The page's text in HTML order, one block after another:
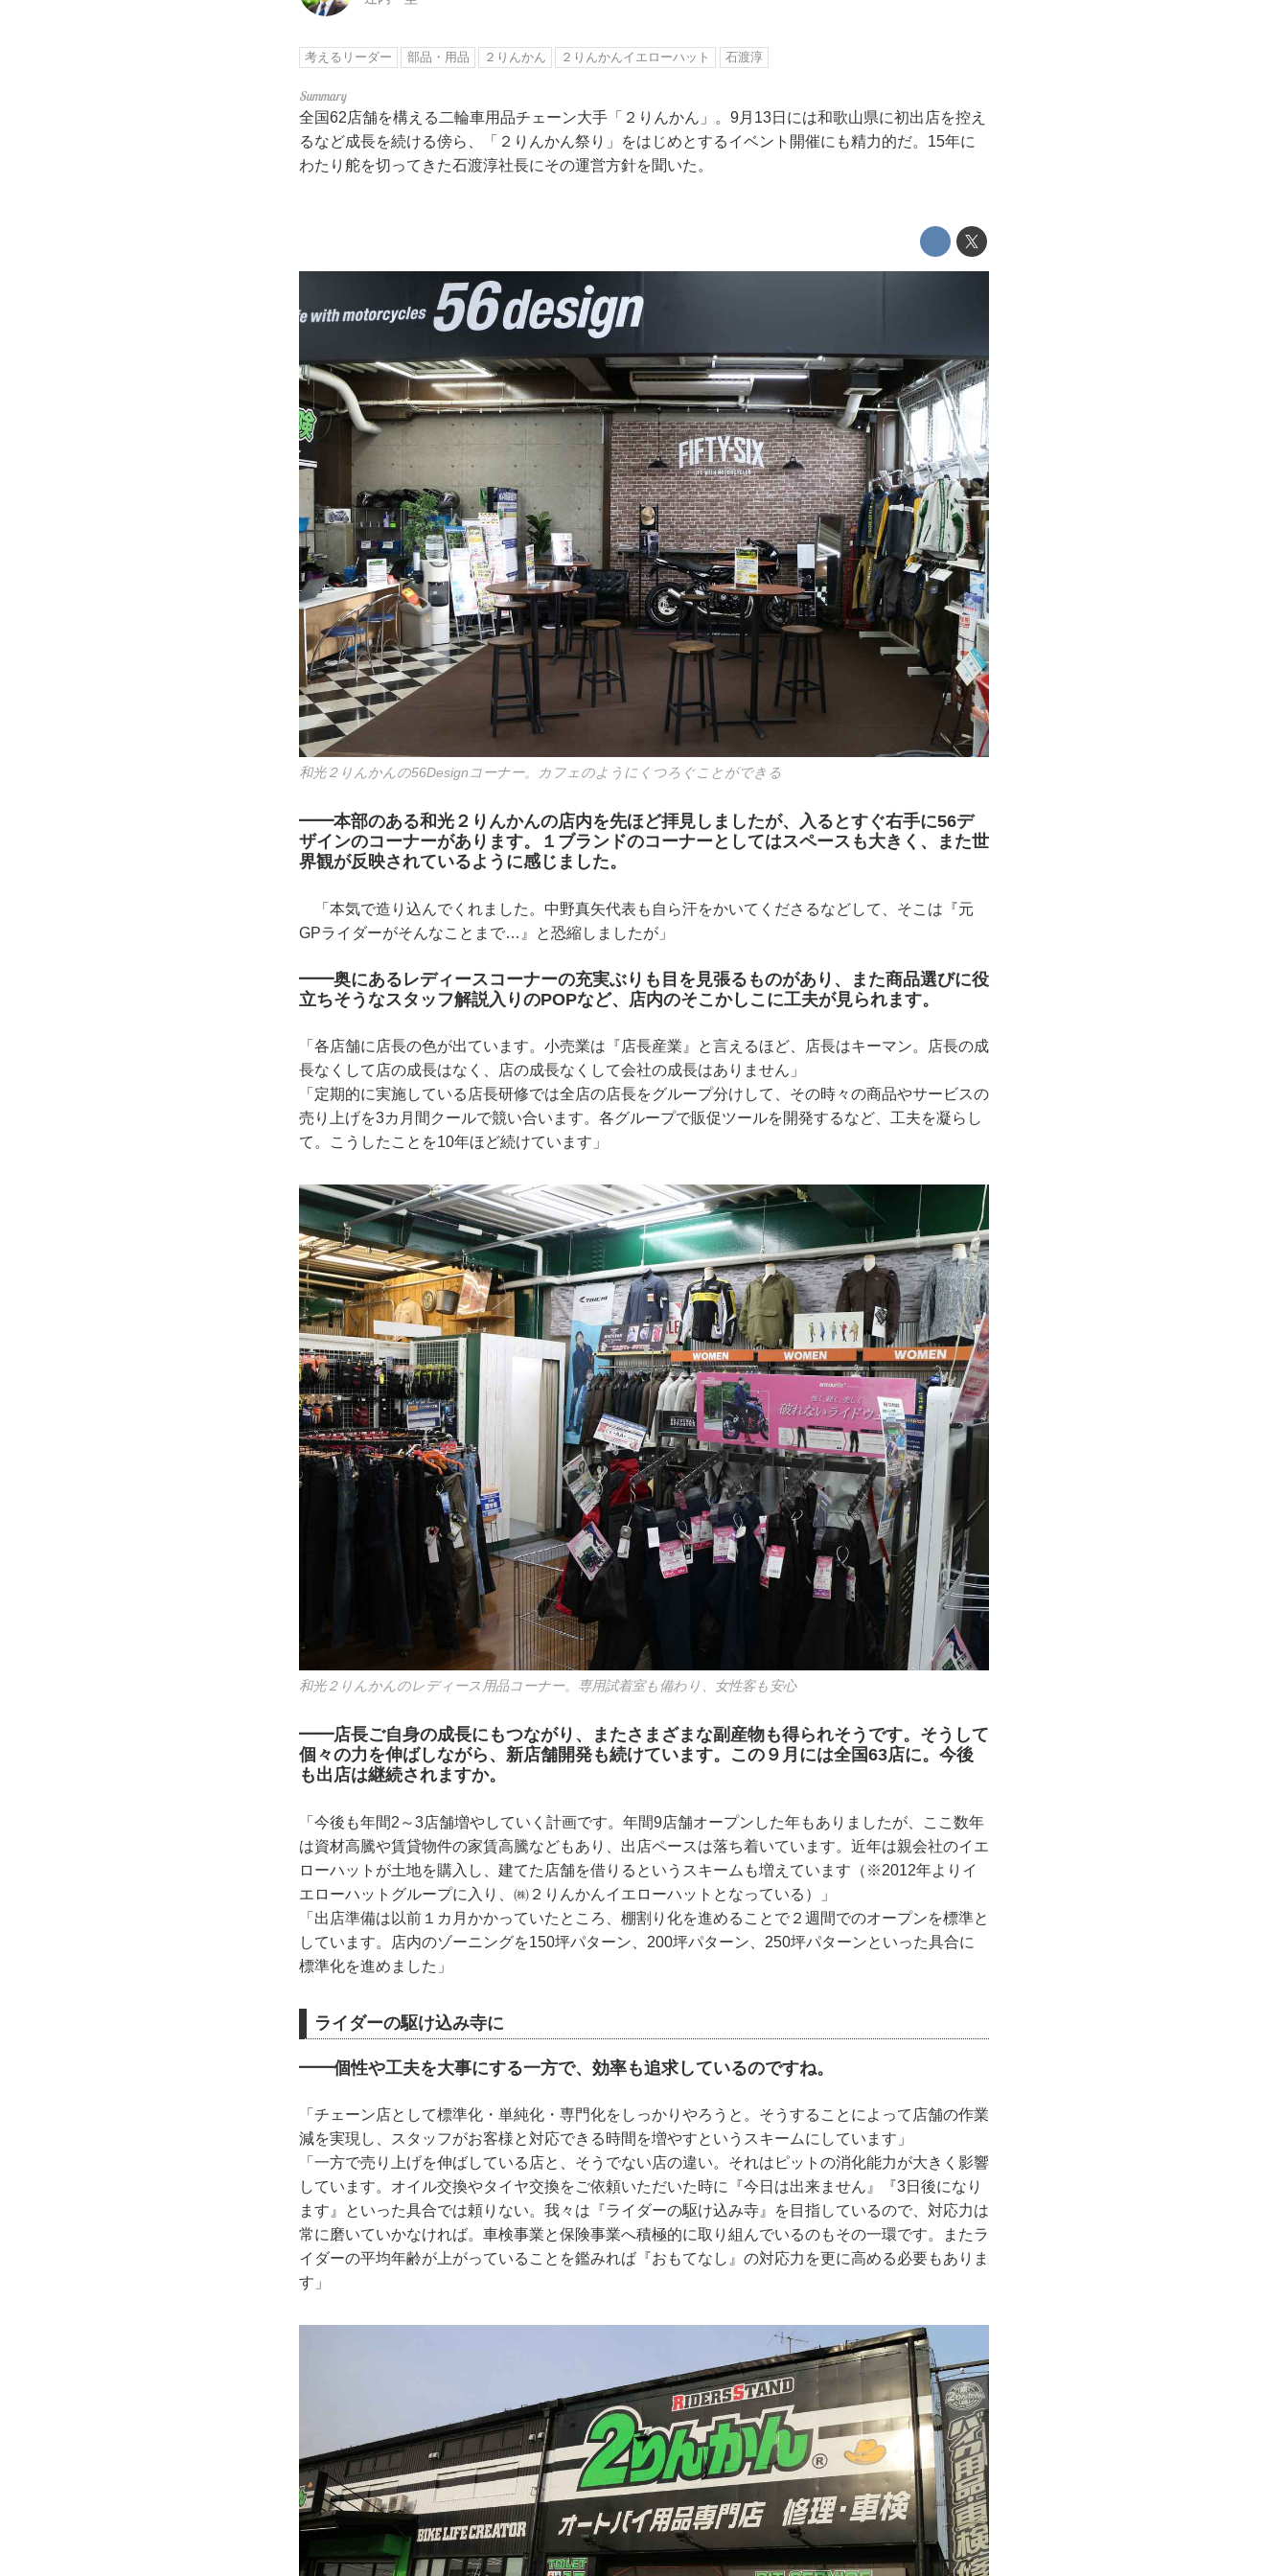
考えるリーダー 部品・用品 ２りんかん ２りんかんイエローハット 石渡淳
全国62店舗を構える二輪車用品チェーン大手「２りんかん」。9月13日には和歌山県に初出店を控え
るなど成長を続ける傍ら、「２りんかん祭り」をはじめとするイベント開催にも精力的だ。15年に
わたり舵を切ってきた石渡淳社長にその運営方針を聞いた。
和光２りんかんの56Designコーナー。カフェのようにくつろぐことができる
━━本部のある和光２りんかんの店内を先ほど拝見しましたが、入るとすぐ右手に56デ
ザインのコーナーがあります。１ブランドのコーナーとしてはスペースも大きく、また世
界観が反映されているように感じました。
「本気で造り込んでくれました。中野真矢代表も自ら汗をかいてくださるなどして、そこは『元
GPライダーがそんなことまで…』と恐縮しましたが」
━━奥にあるレディースコーナーの充実ぶりも目を見張るものがあり、また商品選びに役
立ちそうなスタッフ解説入りのPOPなど、店内のそこかしこに工夫が見られます。
「各店舗に店長の色が出ています。小売業は『店長産業』と言えるほど、店長はキーマン。店長の成
長なくして店の成長はなく、店の成長なくして会社の成長はありません」
「定期的に実施している店長研修では全店の店長をグループ分けして、その時々の商品やサービスの
売り上げを3カ月間クールで競い合います。各グループで販促ツールを開発するなど、工夫を凝らし
て。こうしたことを10年ほど続けています」
和光２りんかんのレディース用品コーナー。専用試着室も備わり、女性客も安心
━━店長ご自身の成長にもつながり、またさまざまな副産物も得られそうです。そうして
個々の力を伸ばしながら、新店舗開発も続けています。この９月には全国63店に。今後
も出店は継続されますか。
「今後も年間2～3店舗増やしていく計画です。年間9店舗オープンした年もありましたが、ここ数年
は資材高騰や賃貸物件の家賃高騰などもあり、出店ペースは落ち着いています。近年は親会社のイエ
ローハットが土地を購入し、建てた店舗を借りるというスキームも増えています（※2012年よりイ
エローハットグループに入り、㈱２りんかんイエローハットとなっている）」
「出店準備は以前１カ月かかっていたところ、棚割り化を進めることで２週間でのオープンを標準と
しています。店内のゾーニングを150坪パターン、200坪パターン、250坪パターンといった具合に
標準化を進めました」
ライダーの駆け込み寺に
━━個性や工夫を大事にする一方で、効率も追求しているのですね。
「チェーン店として標準化・単純化・専門化をしっかりやろうと。そうすることによって店舗の作業
減を実現し、スタッフがお客様と対応できる時間を増やすというスキームにしています」
「一方で売り上げを伸ばしている店と、そうでない店の違い。それはピットの消化能力が大きく影響
しています。オイル交換やタイヤ交換をご依頼いただいた時に『今日は出来ません』『3日後になり
ます』といった具合では頼りない。我々は『ライダーの駆け込み寺』を目指しているので、対応力は
常に磨いていかなければ。車検事業と保険事業へ積極的に取り組んでいるのもその一環です。またラ
イダーの平均年齢が上がっていることを鑑みれば『おもてなし』の対応力を更に高める必要もありま
す」